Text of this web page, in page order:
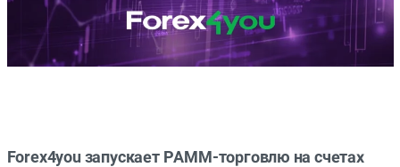
Forex4you запускает PAMM-торговлю на счетах